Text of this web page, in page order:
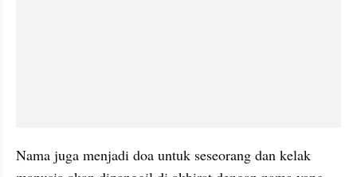
Nama juga menjadi doa untuk seseorang dan kelak